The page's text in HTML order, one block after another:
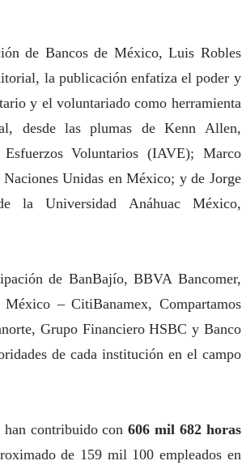
de Bancos de México, Luis Robles
la publicación enfatiza el poder y
y el voluntariado como herramienta
desde las plumas de Kenn Allen,
Voluntarios (IAVE); Marco
Unidas en México; y de Jorge
la Universidad Anáhuac México,
de BanBajío, BBVA Bancomer,
– CitiBanamex, Compartamos
Grupo Financiero HSBC y Banco
de cada institución en el campo
han contribuido con 606 mil 682 horas
de 159 mil 100 empleados en